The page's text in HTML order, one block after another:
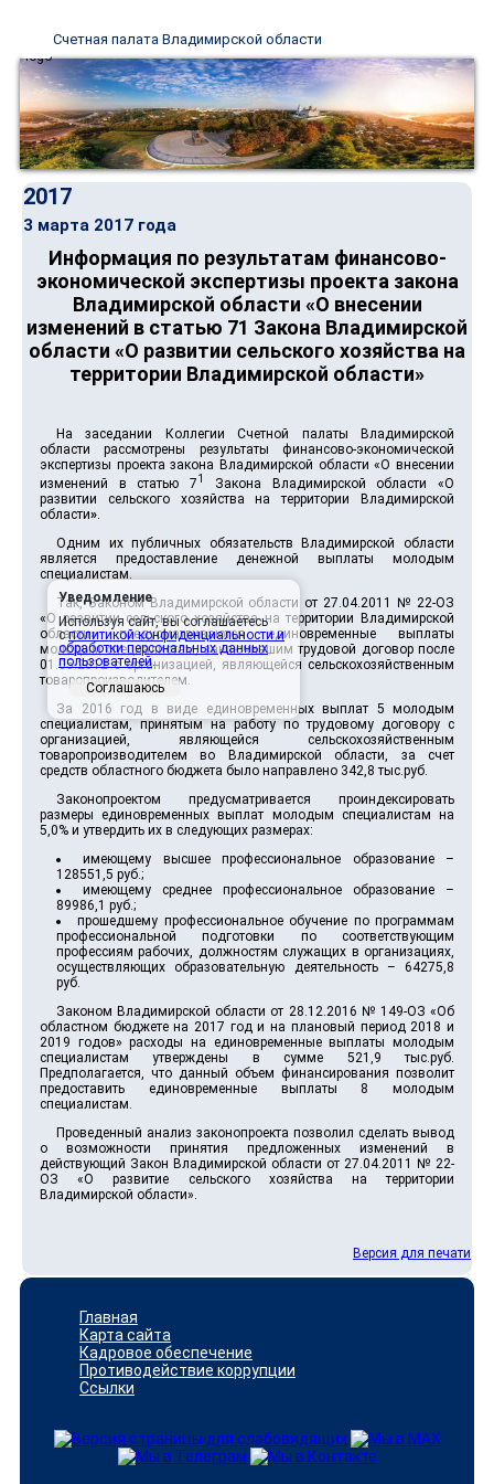
Счетная палата Владимирской области
2017
3 марта 2017 года
Информация по результатам финансово-
экономической экспертизы проекта закона
Владимирской области «О внесении
изменений в статью 71 Закона Владимирской
области «О развитии сельского хозяйства на
территории Владимирской области»
На заседании Коллегии Счетной палаты Владимирской
области рассмотрены результаты финансово-экономической
экспертизы проекта закона Владимирской области «О внесении
изменений в статью 71
Закона Владимирской области «О
развитии сельского хозяйства на территории Владимирской
области».
Одним их публичных обязательств Владимирской области
является предоставление денежной выплаты молодым
специалистам.
Так, Законом Владимирской области от 27.04.2011 № 22-ОЗ
«О развитии сельского хозяйства на территории Владимирской
области» предусматриваются единовременные выплаты
молодым специалистам, заключившим трудовой договор после
01.05.2012 с организацией, являющейся сельскохозяйственным
товаропроизводителем.
За 2016 год в виде единовременных выплат 5 молодым
специалистам, принятым на работу по трудовому договору с
организацией, являющейся сельскохозяйственным
товаропроизводителем во Владимирской области, за счет
средств областного бюджета было направлено 342,8 тыс.руб.
Законопроектом предусматривается проиндексировать
размеры единовременных выплат молодым специалистам на
5,0% и утвердить их в следующих размерах:
имеющему высшее профессиональное образование –
128551,5 руб.;
имеющему среднее профессиональное образование –
89986,1 руб.;
прошедшему профессиональное обучение по программам
профессиональной подготовки по соответствующим
профессиям рабочих, должностям служащих в организациях,
осуществляющих образовательную деятельность – 64275,8
руб.
Законом Владимирской области от 28.12.2016 № 149-ОЗ «Об
областном бюджете на 2017 год и на плановый период 2018 и
2019 годов» расходы на единовременные выплаты молодым
специалистам утверждены в сумме 521,9 тыс.руб.
Предполагается, что данный объем финансирования позволит
предоставить единовременные выплаты 8 молодым
специалистам.
Проведенный анализ законопроекта позволил сделать вывод
о возможности принятия предложенных изменений в
действующий Закон Владимирской области от 27.04.2011 № 22-
ОЗ «О развитие сельского хозяйства на территории
Владимирской области».
Версия для печати
Главная
Карта сайта
Кадровое обеспечение
Противодействие коррупции
Ссылки
Уведомление
Используя сайт, вы соглашаетесь
сполитикой конфиденциальности и
обработки персональных данных
пользователей.
Соглашаюсь